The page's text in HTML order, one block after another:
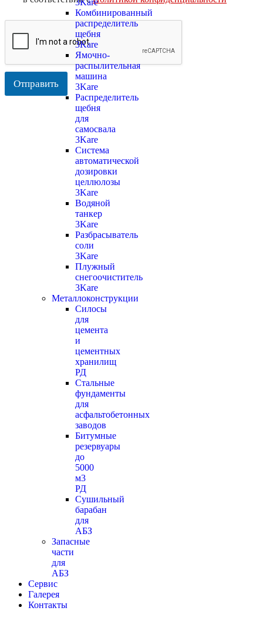
3Kare
Комбинированный
распределитель
щебня
3Kare
Ямочно-
распылительная
машина
3Kare
Распределитель
щебня
для
самосвала
3Kare
Система
автоматической
дозировки
целлюлозы
3Kare
Водяной
танкер
3Kare
Разбрасыватель
соли
3Kare
Плужный
снегоочиститель
3Kare
Металлоконструкции
Силосы
для
цемента
и
цементных
хранилищ
РД
Стальные
фундаменты
для
асфальтобетонных
заводов
Битумные
резервуары
до
5000
м3
РД
Сушильный
барабан
для
АБЗ
Запасные
части
для
АБЗ
Сервис
Галерея
Контакты
Отправить